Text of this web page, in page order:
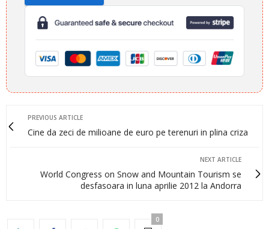
PREVIOUS ARTICLE
Cine da zeci de milioane de euro pe terenuri in plina criza
NEXT ARTICLE
World Congress on Snow and Mountain Tourism se
desfasoara in luna aprilie 2012 la Andorra
0